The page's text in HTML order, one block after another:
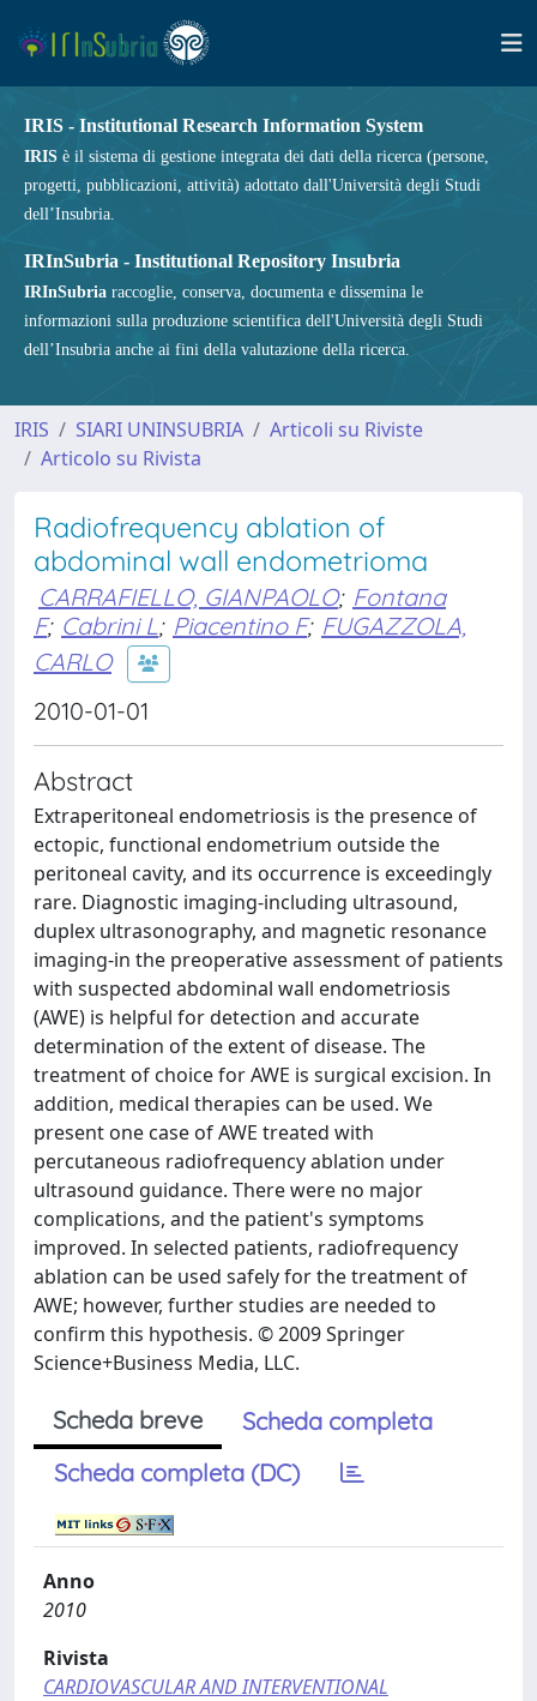
IRIS - Institutional Research Information System
IRIS è il sistema di gestione integrata dei dati della ricerca (persone,
progetti, pubblicazioni, attività) adottato dall'Università degli Studi
dell’Insubria.
IRInSubria - Institutional Repository Insubria
IRInSubria raccoglie, conserva, documenta e dissemina le
informazioni sulla produzione scientifica dell'Università degli Studi
dell’Insubria anche ai fini della valutazione della ricerca.
IRIS SIARI UNINSUBRIA
Articoli su Riviste
Articolo su Rivista
Radiofrequency ablation of
abdominal wall endometrioma
CARRAFIELLO, GIANPAOLO; Fontana
F; Cabrini L; Piacentino F; FUGAZZOLA,
CARLO
2010-01-01
Abstract
Extraperitoneal endometriosis is the presence of
ectopic, functional endometrium outside the
peritoneal cavity, and its occurrence is exceedingly
rare. Diagnostic imaging-including ultrasound,
duplex ultrasonography, and magnetic resonance
imaging-in the preoperative assessment of patients
with suspected abdominal wall endometriosis
(AWE) is helpful for detection and accurate
determination of the extent of disease. The
treatment of choice for AWE is surgical excision. In
addition, medical therapies can be used. We
present one case of AWE treated with
percutaneous radiofrequency ablation under
ultrasound guidance. There were no major
complications, and the patient's symptoms
improved. In selected patients, radiofrequency
ablation can be used safely for the treatment of
AWE; however, further studies are needed to
confirm this hypothesis. © 2009 Springer
Science+Business Media, LLC.
Scheda breve
Scheda completa
Scheda completa (DC)
Anno
2010
Rivista
CARDIOVASCULAR AND INTERVENTIONAL